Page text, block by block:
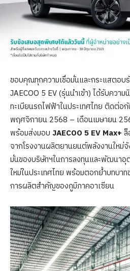
ขอบคุณทุกความเชื่อมั่นและกระแสตอบ
JAECOO 5 EV (รุ่นนำเข้า) ได้รับคว
ทะเบียนรถไฟฟ้าในประเทศไทย ติดต่อ
พฤศจิกายน 2568 – เดือนเมษายน
พร้อมส่งมอบ JAECOO 5 EV Max+
จากโรงงานผลิตยานยนต์พลังงานใหม่
มั่นของบริษัทฯในการลงทุนและพัฒนา
ใหม่ในประเทศไทย พร้อมตอกย้ำบทบา
การผลิตสำคัญของภูมิภาคอาเซียน